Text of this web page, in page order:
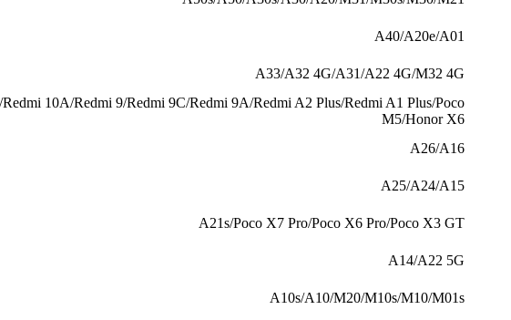
A40/A20e/A01
A33/A32 4G/A31/A22 4G/M32 4G
10A/Redmi 9/Redmi 9C/Redmi 9A/Redmi A2 Plus/Redmi A1 Plus/Poco
M5/Honor X6
A26/A16
A25/A24/A15
A21s/Poco X7 Pro/Poco X6 Pro/Poco X3 GT
A14/A22 5G
A10s/A10/M20/M10s/M10/M01s